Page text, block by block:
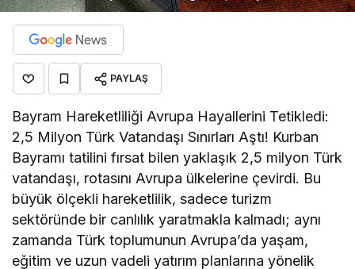
PAYLAŞ
Bayram Hareketliliği Avrupa Hayallerini Tetikledi:
2,5 Milyon Türk Vatandaşı Sınırları Aştı! Kurban
Bayramı tatilini fırsat bilen yaklaşık 2,5 milyon Türk
vatandaşı, rotasını Avrupa ülkelerine çevirdi. Bu
büyük ölçekli hareketlilik, sadece turizm
sektöründe bir canlılık yaratmakla kalmadı; aynı
zamanda Türk toplumunun Avrupa’da yaşam,
eğitim ve uzun vadeli yatırım planlarına yönelik